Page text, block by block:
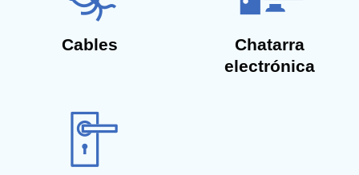
Cables
Chatarra
electrónica